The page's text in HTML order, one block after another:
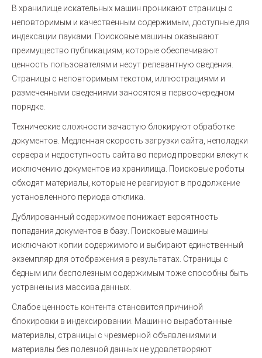
В хранилище искательных машин проникают страницы с
неповторимым и качественным содержимым, доступные для
индексации пауками. Поисковые машины оказывают
преимущество публикациям, которые обеспечивают
ценность пользователям и несут релевантную сведения.
Страницы с неповторимым текстом, иллюстрациями и
размеченными сведениями заносятся в первоочередном
порядке.
Технические сложности зачастую блокируют обработке
документов. Медленная скорость загрузки сайта, неполадки
сервера и недоступность сайта во период проверки влекут к
исключению документов из хранилища. Поисковые роботы
обходят материалы, которые не реагируют в продолжение
установленного периода отклика.
Дублированный содержимое понижает вероятность
попадания документов в базу. Поисковые машины
исключают копии содержимого и выбирают единственный
экземпляр для отображения в результатах. Страницы с
бедным или бесполезным содержимым тоже способны быть
устранены из массива данных.
Слабое ценность контента становится причиной
блокировки в индексировании. Машинно выработанные
материалы, страницы с чрезмерной объявлениями и
материалы без полезной данных не удовлетворяют